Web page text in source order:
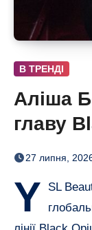
В ТРЕНДІ
Аліша
главу
27 липня,
Y
SL